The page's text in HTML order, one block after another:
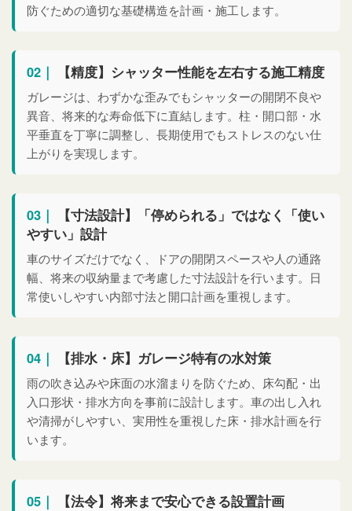
防ぐための適切な基礎構造を計画・施工します。
02｜ 【精度】シャッター性能を左右する施工精度
ガレージは、わずかな歪みでもシャッターの開閉不良や
異音、将来的な寿命低下に直結します。柱・開口部・水
平垂直を丁寧に調整し、長期使用でもストレスのない仕
上がりを実現します。
03｜
【寸法設計】「停められる」ではなく「使い
やすい」設計
車のサイズだけでなく、ドアの開閉スペースや人の通路
幅、将来の収納量まで考慮した寸法設計を行います。日
常使いしやすい内部寸法と開口計画を重視します。
04｜ 【排水・床】ガレージ特有の水対策
雨の吹き込みや床面の水溜まりを防ぐため、床勾配・出
入口形状・排水方向を事前に設計します。車の出し入れ
や清掃がしやすい、実用性を重視した床・排水計画を行
います。
05｜ 【法令】将来まで安心できる設置計画